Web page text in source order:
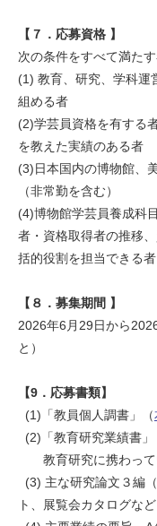
【７． 応募資格 】
次の条件をすべて満た
(1) 教育、研究、学科運
組める者
(2)学芸員資格を有する
を教えた実績のある者
(3)日本国内の博物館、
（非常勤を含む）
(4)博物館学芸員養成科
者・資格取得者の推移
括的役割を担当できる者
【８．募集期間 】
2026年6月29日から
と）
【9．応募書類】
(1)「教員個人調書」（
(2)「教育研究業績書」
教育研究に携わって
(3) 主な研究論文３編
ト、展覧会カタログな